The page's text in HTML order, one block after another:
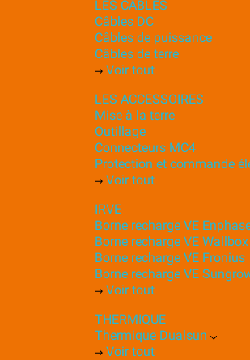
LES CÂBLES
Câbles DC
Câbles de puissance
Câbles de terre
Voir tout
LES ACCESSOIRES
Mise à la terre
Outillage
Connecteurs MC4
Protection et commande
Voir tout
IRVE
Borne recharge VE
Borne recharge VE Wallbox
Borne recharge VE Fronius
Borne recharge VE
Voir tout
THERMIQUE
Thermique Dualsun
Voir tout